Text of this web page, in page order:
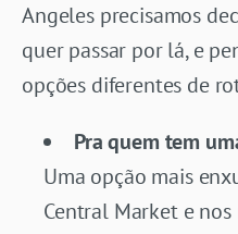
Angeles precisamos
quer passar por lá, e
opções diferentes de
Pra quem tem
Uma opção mais
Central Market e